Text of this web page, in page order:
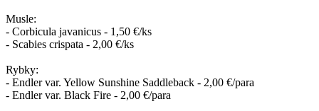
Musle:
- Corbicula javanicus - 1,50 €/ks
- Scabies crispata - 2,00 €/ks
Rybky:
- Endler var. Yellow Sunshine Saddleback - 2,00 €/para
- Endler var. Black Fire - 2,00 €/para